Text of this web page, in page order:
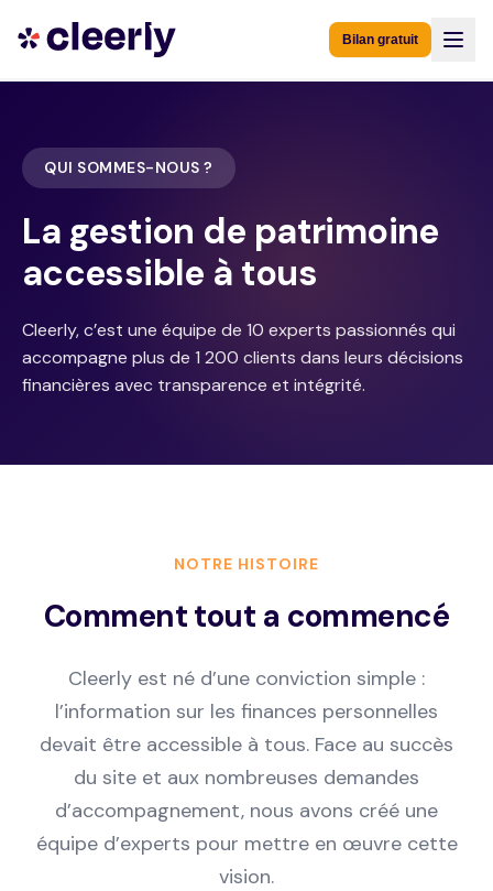
Bilan gratuit
QUI SOMMES-NOUS ?
La gestion de patrimoine
accessible à tous
Cleerly, c’est une équipe de 10 experts passionnés qui
accompagne plus de 1 200 clients dans leurs décisions
financières avec transparence et intégrité.
NOTRE HISTOIRE
Comment tout a commencé
Cleerly est né d’une conviction simple :
l’information sur les finances personnelles
devait être accessible à tous. Face au succès
du site et aux nombreuses demandes
d’accompagnement, nous avons créé une
équipe d’experts pour mettre en œuvre cette
vision.